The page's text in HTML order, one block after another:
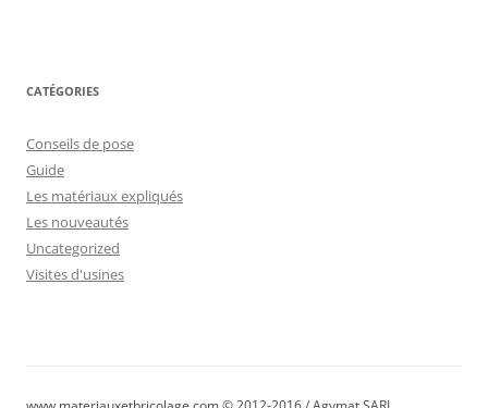
CATÉGORIES
Conseils de pose
Guide
Les matériaux expliqués
Les nouveautés
Uncategorized
Visites d'usines